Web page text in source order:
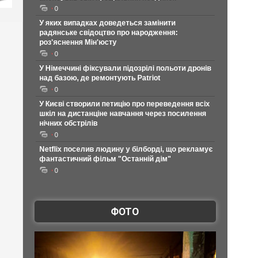
0
У яких випадках доведеться замінити
радянське свідоцтво про народження:
роз'яснення Мін'юсту
0
У Німеччині фіксували підозрілі польоти дронів
над базою, де ремонтують Patriot
0
У Києві створили петицію про переведення всіх
шкіл на дистанціне навчання через посилення
нічних обстрілів
0
Netflix поселив людину у білборді, що рекламує
фантастичний фільм "Останній дім"
0
ФОТО